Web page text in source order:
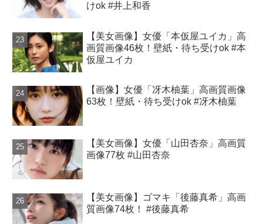
けok #井上和香
【美女画像】女優「本仮屋ユイカ」高
画質画像46枚！壁紙・待ち受けok #本
仮屋ユイカ
【画像】女優「冴木柚葉」高画質画像
63枚！壁紙・待ち受けok #冴木柚葉
【美女画像】女優「山田杏奈」高画質
画像77枚 #山田杏奈
【美女画像】ゴマキ「後藤真希」高画
質画像74枚！ #後藤真希